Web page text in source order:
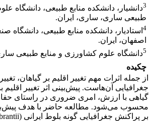
3دانشیار، دانشکده منابع طبیعی، دانشگاه
طبیعی ساری، ساری، ایران.
4 استادیار، دانشکده منابع طبیعی، دانشگاه
اصفهان، ایران.
5دانشگاه علوم کشاورزی و منابع طبیعی
چکیده
از جمله اثرات مهم تغییر اقلیم بر گیاهان،
جغرافیایی آن‌هاست. پیش‌بینی اثر تغییر اقلیم
گیاهی با ارزش، امری ضروری در راستای
محسوب می‌شود. مطالعه حاضر با هدف